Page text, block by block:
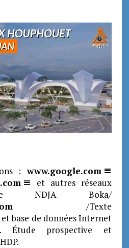
:www.google.com
et autres réseaux
NDJA Boka/
/Texte
base de données Internet
Étude prospective et